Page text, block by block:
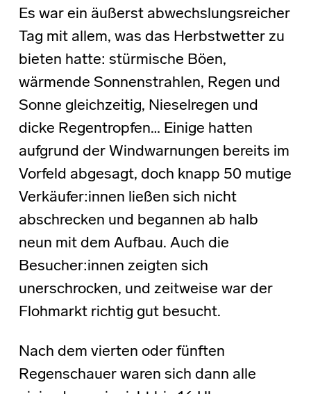
Es war ein äußerst abwechslungsreicher
Tag mit allem, was das Herbstwetter zu
bieten hatte: stürmische Böen,
wärmende Sonnenstrahlen, Regen und
Sonne gleichzeitig, Nieselregen und
dicke Regentropfen… Einige hatten
aufgrund der Windwarnungen bereits im
Vorfeld abgesagt, doch knapp 50 mutige
Verkäufer:innen ließen sich nicht
abschrecken und begannen ab halb
neun mit dem Aufbau. Auch die
Besucher:innen zeigten sich
unerschrocken, und zeitweise war der
Flohmarkt richtig gut besucht.
Nach dem vierten oder fünften
Regenschauer waren sich dann alle